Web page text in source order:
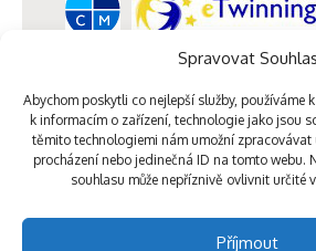
Spravovat Souhlas
Abychom poskytli co nejlepší služby,
k informacím o zařízení, technologie jako jsou
těmito technologiemi nám umožní zpracovávat
procházení nebo jedinečná ID na tomto webu.
souhlasu může nepříznivě ovlivnit určité
Příjmout